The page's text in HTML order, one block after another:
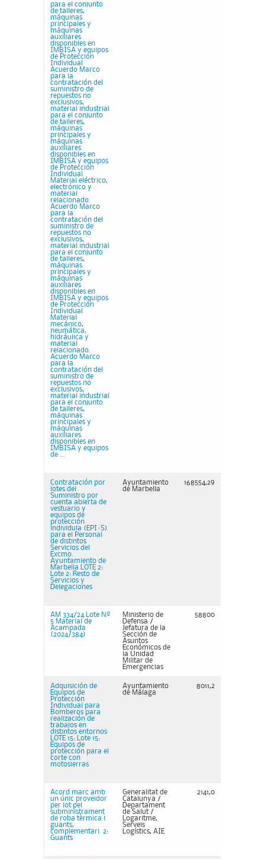
para el conjunto
de talleres,
máquinas
principales y
máquinas
auxiliares
disponibles en
IMBISA y equipos
de Protección
Individual
Acuerdo Marco
para la
contratación del
suministro de
repuestos no
exclusivos,
material industrial
para el conjunto
de talleres,
máquinas
principales y
máquinas
auxiliares
disponibles en
IMBISA y equipos
de Protección
Individual
Material eléctrico,
electrónico y
material
relacionado.
Acuerdo Marco
para la
contratación del
suministro de
repuestos no
exclusivos,
material industrial
para el conjunto
de talleres,
máquinas
principales y
máquinas
auxiliares
disponibles en
IMBISA y equipos
de Protección
Individual
Material
mecánico,
neumática,
hidráulica y
material
relacionado.
Acuerdo Marco
para la
contratación del
suministro de
repuestos no
exclusivos,
material industrial
para el conjunto
de talleres,
máquinas
principales y
máquinas
auxiliares
disponibles en
IMBISA y equipos
de ...
Contratación por
lotes del
Suministro por
cuenta abierta de
vestuario y
equipos de
protección
individula (EPI´S)
para el Personal
de distintos
Servicios del
Excmo.
Ayuntamiento de
Marbella LOTE 2:
Lote 2: Resto de
Servicios y
Delegaciones
Ayuntamiento
de Marbella
168554,29
AM 334/24 Lote Nº
5 Material de
Acampada
(2024/384)
Ministerio de
Defensa /
Jefatura de la
Sección de
Asuntos
Económicos de
la Unidad
Militar de
Emergencias
58800
Adquisición de
Equipos de
Protección
Individual para
Bomberos para
realización de
trabajos en
distintos entornos
LOTE 15: Lote 15:
Equipos de
protección para el
corte con
motosierras
Ayuntamiento
de Málaga
8011,2
Acord marc amb
un únic proveïdor
per lot pel
subministrament
de roba tèrmica i
guants,
complementari. 2:
Guants
Generalitat de
Catalunya /
Departament
de Salut /
Logaritme,
Serveis
Logístics, AIE
2141,0